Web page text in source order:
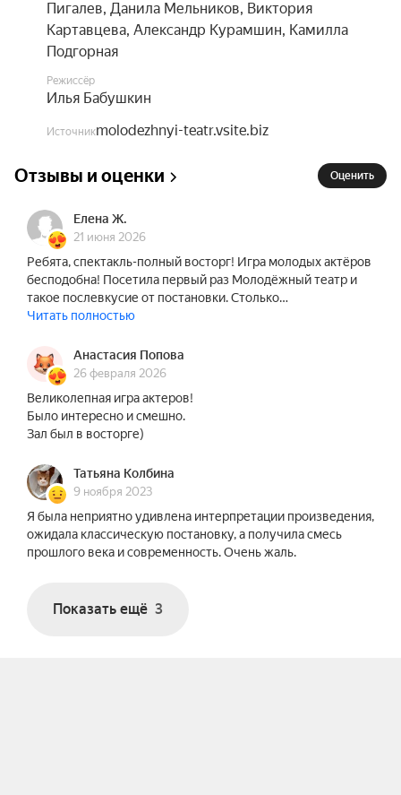
Пигалев, Данила Мельников, Виктория
Картавцева, Александр Курамшин, Камилла
Подгорная
Режиссёр
Илья Бабушкин
Источникmolodezhnyi-teatr.vsite.biz
Отзывы и оценки Оценить
Елена Ж.
21 июня 2026
Ребята, спектакль-полный восторг! Игра молодых актёров
бесподобна! Посетила первый раз Молодёжный театр и
такое послевкусие от постановки. Столько…
Читать полностью
Анастасия Попова
26 февраля 2026
Великолепная игра актеров!
Было интересно и смешно.
Зал был в восторге)
Татьяна Колбина
9 ноября 2023
Я была неприятно удивлена интерпретации произведения,
ожидала классическую постановку, а получила смесь
прошлого века и современность. Очень жаль.
Показать ещё 3